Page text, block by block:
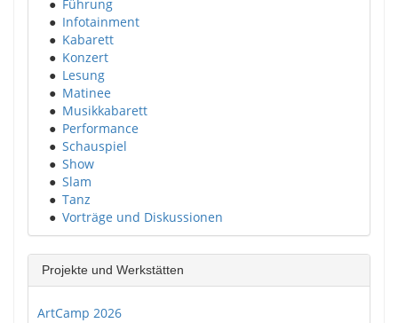
● Führung
● Infotainment
● Kabarett
● Konzert
● Lesung
● Matinee
● Musikkabarett
● Performance
● Schauspiel
● Show
● Slam
● Tanz
● Vorträge und Diskussionen
Projekte und Werkstätten
ArtCamp 2026